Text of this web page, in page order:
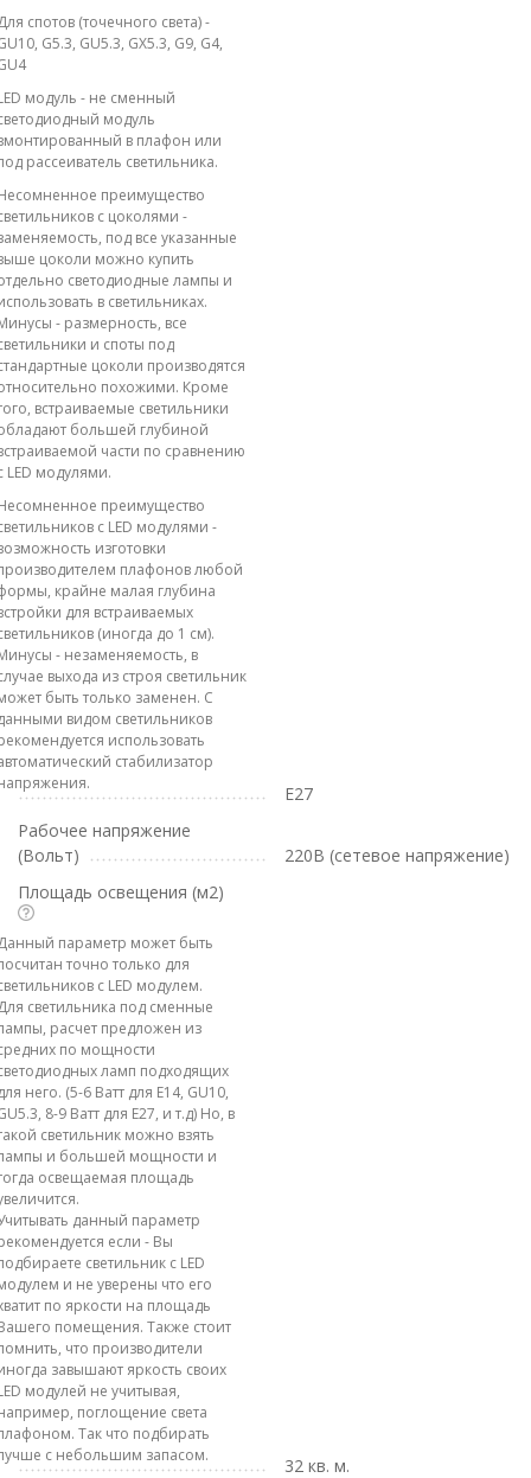
спотов (точечного света) -
G5.3, GU5.3, GX5.3, G9, G4,
модуль - не сменный
модуль
в плафон или
рассеиватель светильника.
преимущество
с цоколями -
под все указанные
цоколи можно купить
светодиодные лампы и
в светильниках.
- размерность, все
и споты под
цоколи производятся
похожими. Кроме
встраиваемые светильники
большей глубиной
части по сравнению
LED модулями.
преимущество
с LED модулями -
изготовки
плафонов любой
крайне малая глубина
для встраиваемых
(иногда до 1 см).
- незаменяемость, в
выхода из строя светильник
быть только заменен. С
видом светильников
использовать
стабилизатор
E27
Рабочее напряжение
(Вольт)
220В (сетевое напряжение)
Площадь освещения (м2)
параметр может быть
точно только для
с LED модулем.
светильника под сменные
расчет предложен из
по мощности
ламп подходящих
него. (5-6 Ватт для E14, GU10,
8-9 Ватт для E27, и т.д) Но, в
светильник можно взять
и большей мощности и
освещаемая площадь
данный параметр
если - Вы
светильник с LED
и не уверены что его
по яркости на площадь
помещения. Также стоит
что производители
завышают яркость своих
модулей не учитывая,
поглощение света
Так что подбирать
с небольшим запасом.
32 кв. м.